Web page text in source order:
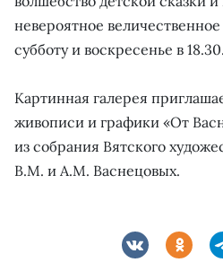
невероятное
субботу и воскресенье в 18.30.
Картинная галерея
живописи и графики «От
из собрания Вятского
В.М. и А.М. Васнецовых.